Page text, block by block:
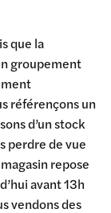
que la
groupement
référençons un
d’un stock
perdre de vue
repose
avant 13h
vendons des